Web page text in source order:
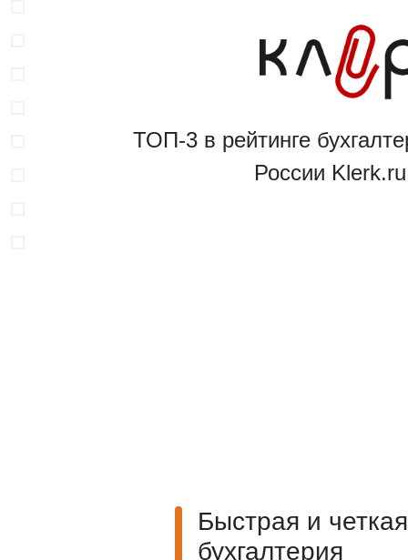
ТОП-3 в рейтинге
России
Быстрая и четкая
бухгалтерия